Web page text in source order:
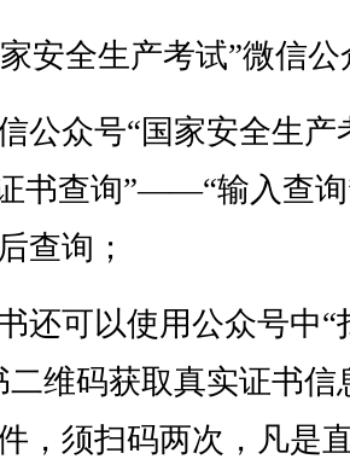
全生产考试”微信公
众号“国家安全生产
书查询”——“输入查
查询；
可以使用公众号中“
二维码获取真实证书信
，须扫码两次，凡是